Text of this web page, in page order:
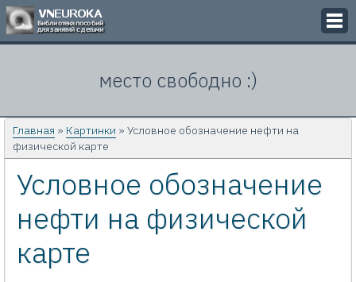
Кроссворды
Презентации
Задачи
Картинки
Контакты
место свободно :)
Главная » Картинки » Условное обозначение нефти на
физической карте
Условное обозначение
нефти на физической
карте